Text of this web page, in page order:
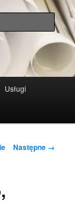
Usługi
Następne →